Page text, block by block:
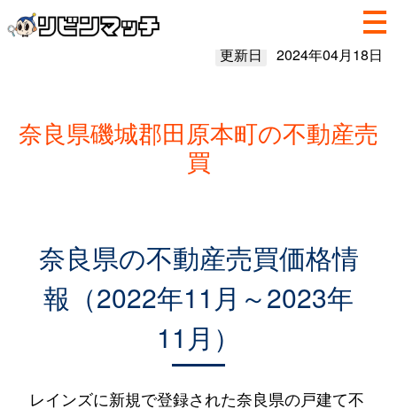
更新日 2024年04月18日
奈良県磯城郡田原本町の不動産売
買
奈良県の不動産売買価格情
報（2022年11月～2023年
11月）
レインズに新規で登録された奈良県の戸建て不